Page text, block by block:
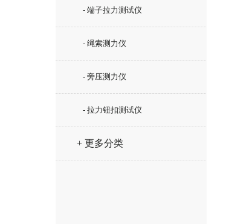
- 端子拉力测试仪
- 绳索测力仪
- 旁压测力仪
- 拉力钮扣测试仪
+ 更多分类